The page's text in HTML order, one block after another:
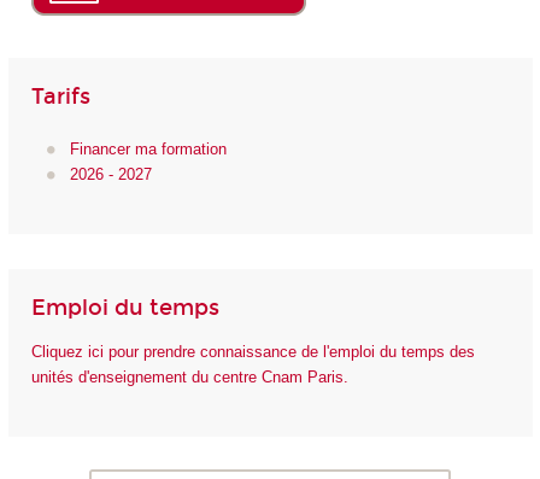
Tarifs
Financer ma formation
2026 - 2027
Emploi du temps
Cliquez ici pour prendre connaissance de l'emploi du temps des
unités d'enseignement du centre Cnam Paris.